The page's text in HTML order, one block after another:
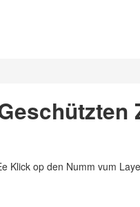
Klick op den Numm vum